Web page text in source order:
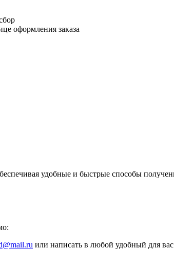
оформления заказа
удобные и быстрые способы
или написать в любой удобный для